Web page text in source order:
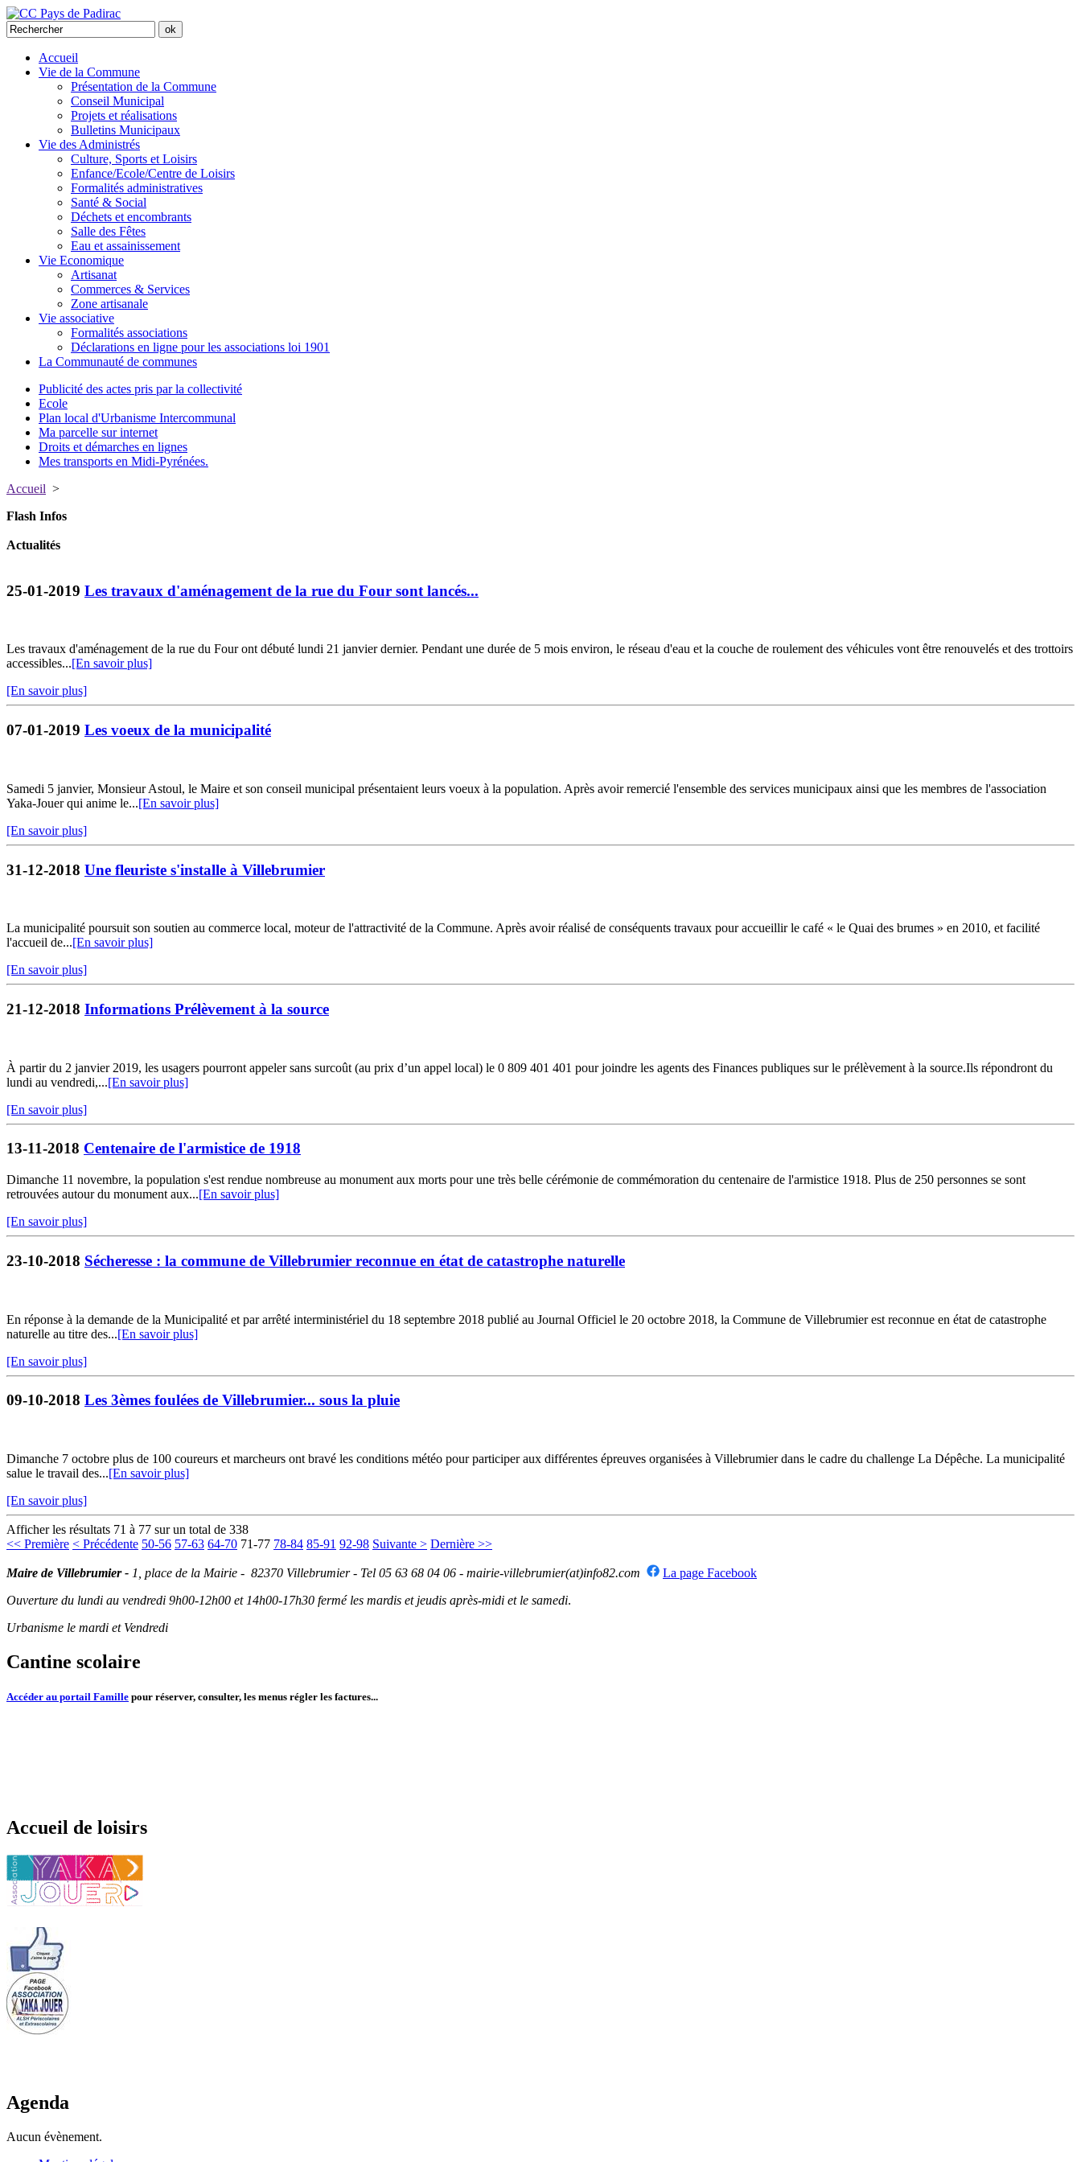
Accueil
Vie de la Commune
Présentation de la Commune
Conseil Municipal
Projets et réalisations
Bulletins Municipaux
Vie des Administrés
Culture, Sports et Loisirs
Enfance/Ecole/Centre de Loisirs
Formalités administratives
Santé & Social
Déchets et encombrants
Salle des Fêtes
Eau et assainissement
Vie Economique
Artisanat
Commerces & Services
Zone artisanale
Vie associative
Formalités associations
Déclarations en ligne pour les associations loi 1901
La Communauté de communes
Publicité des actes pris par la collectivité
Ecole
Plan local d'Urbanisme Intercommunal
Ma parcelle sur internet
Droits et démarches en lignes
Mes transports en Midi-Pyrénées.
Accueil >
Flash Infos
Actualités
25-01-2019 Les travaux d'aménagement de la rue du Four sont lancés...
Les travaux d'aménagement de la rue du Four ont débuté lundi 21 janvier dernier. Pendant une durée de 5 mois environ, le réseau d'eau et la couche de roulement des véhicules vont être renouvelés et des trottoirs
accessibles...[En savoir plus]
[En savoir plus]
07-01-2019 Les voeux de la municipalité
Samedi 5 janvier, Monsieur Astoul, le Maire et son conseil municipal présentaient leurs voeux à la population. Après avoir remercié l'ensemble des services municipaux ainsi que les membres de l'association
Yaka-Jouer qui anime le...[En savoir plus]
[En savoir plus]
31-12-2018 Une fleuriste s'installe à Villebrumier
La municipalité poursuit son soutien au commerce local, moteur de l'attractivité de la Commune. Après avoir réalisé de conséquents travaux pour accueillir le café « le Quai des brumes » en 2010, et facilité
l'accueil de...[En savoir plus]
[En savoir plus]
21-12-2018 Informations Prélèvement à la source
À partir du 2 janvier 2019, les usagers pourront appeler sans surcoût (au prix d’un appel local) le 0 809 401 401 pour joindre les agents des Finances publiques sur le prélèvement à la source.Ils répondront du
lundi au vendredi,...[En savoir plus]
[En savoir plus]
13-11-2018 Centenaire de l'armistice de 1918
Dimanche 11 novembre, la population s'est rendue nombreuse au monument aux morts pour une très belle cérémonie de commémoration du centenaire de l'armistice 1918. Plus de 250 personnes se sont
retrouvées autour du monument aux...[En savoir plus]
[En savoir plus]
23-10-2018 Sécheresse : la commune de Villebrumier reconnue en état de catastrophe naturelle
En réponse à la demande de la Municipalité et par arrêté interministériel du 18 septembre 2018 publié au Journal Officiel le 20 octobre 2018, la Commune de Villebrumier est reconnue en état de catastrophe
naturelle au titre des...[En savoir plus]
[En savoir plus]
09-10-2018 Les 3èmes foulées de Villebrumier... sous la pluie
Dimanche 7 octobre plus de 100 coureurs et marcheurs ont bravé les conditions météo pour participer aux différentes épreuves organisées à Villebrumier dans le cadre du challenge La Dépêche. La municipalité
salue le travail des...[En savoir plus]
[En savoir plus]
Afficher les résultats 71 à 77 sur un total de 338
<< Première < Précédente 50-56 57-63 64-70 71-77 78-84 85-91 92-98 Suivante > Dernière >>
Maire de Villebrumier - 1, place de la Mairie - 82370 Villebrumier - Tel 05 63 68 04 06 - mairie-villebrumier(at)info82.com
La page Facebook
Ouverture du lundi au vendredi 9h00-12h00 et 14h00-17h30 fermé les mardis et jeudis après-midi et le samedi.
Urbanisme le mardi et Vendredi
Cantine scolaire
Accéder au portail Famille pour réserver, consulter, les menus régler les factures...
Accueil de loisirs
Agenda
Aucun évènement.